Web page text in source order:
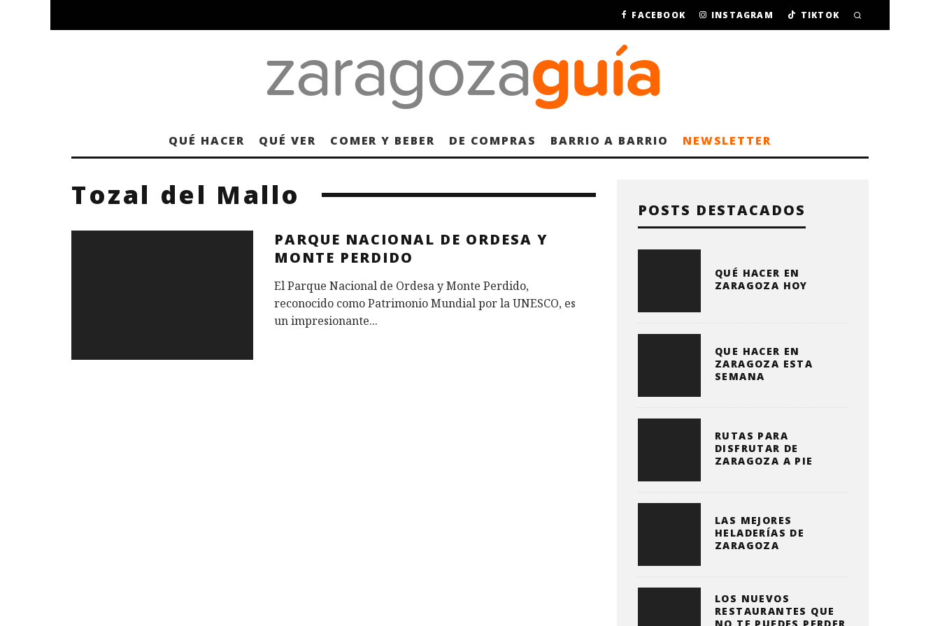
FACEBOOK INSTAGRAM TIKTOK
QUÉ HACER QUÉ VER COMER Y BEBER DE COMPRAS BARRIO A BARRIO NEWSLETTER
Tozal del Mallo
PARQUE NACIONAL DE ORDESA Y
MONTE PERDIDO
El Parque Nacional de Ordesa y Monte Perdido,
reconocido como Patrimonio Mundial por la UNESCO, es
un impresionante...
POSTS DESTACADOS
QUÉ HACER EN
ZARAGOZA HOY
QUE HACER EN
ZARAGOZA ESTA
SEMANA
RUTAS PARA
DISFRUTAR DE
ZARAGOZA A PIE
LAS MEJORES
HELADERÍAS DE
ZARAGOZA
LOS NUEVOS
RESTAURANTES QUE
NO TE PUEDES PERDER